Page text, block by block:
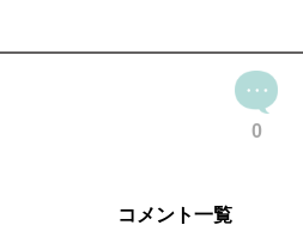
0
コメント一覧